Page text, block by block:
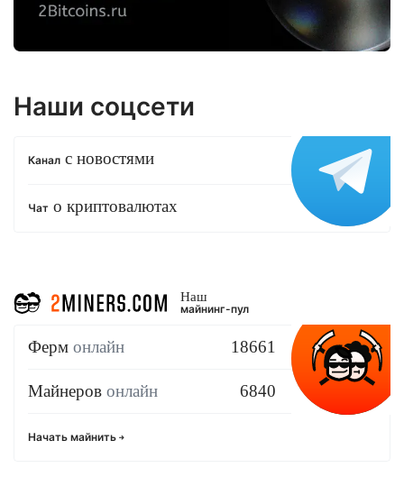
Наши соцсети
Канал с новостями
Чат о криптовалютах
Наш
майнинг-пул
Ферм онлайн 18661
Майнеров онлайн 6840
Начать майнить